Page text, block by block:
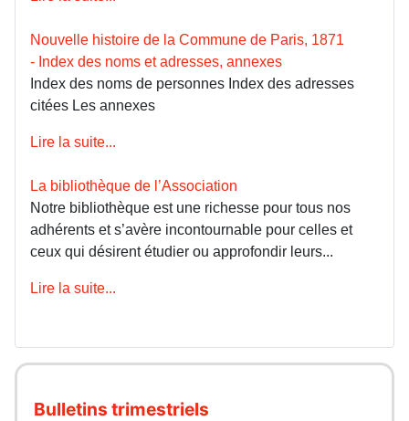
Nouvelle histoire de la Commune de Paris, 1871
- Index des noms et adresses, annexes
Index des noms de personnes Index des adresses
citées Les annexes
Lire la suite...
La bibliothèque de l’Association
Notre bibliothèque est une richesse pour tous nos
adhérents et s’avère incontournable pour celles et
ceux qui désirent étudier ou approfondir leurs...
Lire la suite...
Bulletins trimestriels